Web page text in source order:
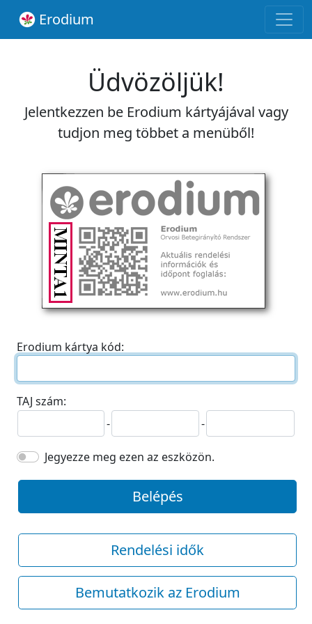
Erodium
Üdvözöljük!
Jelentkezzen be Erodium kártyájával vagy
tudjon meg többet a menüből!
Erodium kártya kód:
TAJ szám:
-
-
Jegyezze meg ezen az eszközön.
Belépés
Rendelési idők
Bemutatkozik az Erodium